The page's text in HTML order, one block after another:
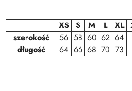
XS S M L XL
szerokość
56 58 60 62 64
długość
64 66 68 70 73